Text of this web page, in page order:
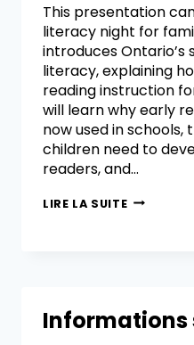
This presentation
literacy night for
introduces
literacy, explaining
reading instruction
will learn why early
now used in schools,
children need to
readers, and…
LIRE LA SUITE